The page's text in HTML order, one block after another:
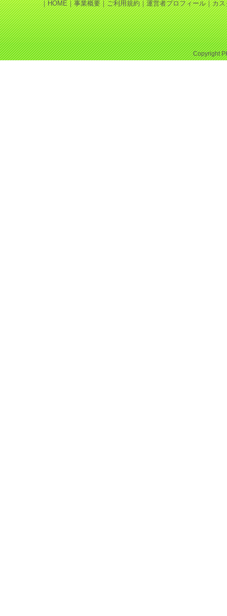
｜HOME｜事業概要｜ご利用規約｜運営者プロフィール｜カス
Copyright